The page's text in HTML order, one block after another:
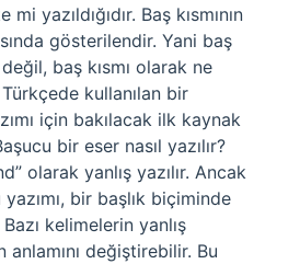
yazıldığıdır. Baş kısmının
gösterilendir. Yani baş
değil, baş kısmı olarak ne
Türkçede kullanılan bir
için bakılacak ilk kaynak
bir eser nasıl yazılır?
olarak yanlış yazılır. Ancak
bir başlık biçiminde
Bazı kelimelerin yanlış
anlamını değiştirebilir. Bu